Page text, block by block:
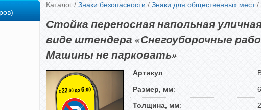
Каталог / Знаки безопасности / Знаки для общественных мест/
Стойка переносная напольная
виде штендера «Снегоуборочные
Машины не парковать»
Артикул:
Размер, мм:
Толщина, мм: